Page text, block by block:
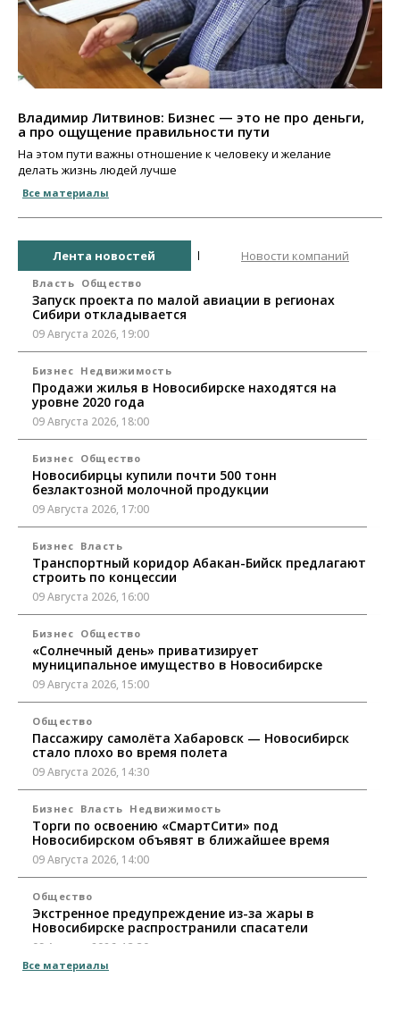
Владимир Литвинов: Бизнес — это не про деньги,
а про ощущение правильности пути
На этом пути важны отношение к человеку и желание
делать жизнь людей лучше
Все материалы
Лента новостей Новости компаний
Власть Общество
Запуск проекта по малой авиации в регионах
Сибири откладывается
09 Августа 2026, 19:00
Бизнес Недвижимость
Продажи жилья в Новосибирске находятся на
уровне 2020 года
09 Августа 2026, 18:00
Бизнес Общество
Новосибирцы купили почти 500 тонн
безлактозной молочной продукции
09 Августа 2026, 17:00
Бизнес Власть
Транспортный коридор Абакан-Бийск предлагают
строить по концессии
09 Августа 2026, 16:00
Бизнес Общество
«Солнечный день» приватизирует
муниципальное имущество в Новосибирске
09 Августа 2026, 15:00
Общество
Пассажиру самолёта Хабаровск — Новосибирск
стало плохо во время полета
09 Августа 2026, 14:30
Бизнес Власть Недвижимость
Торги по освоению «СмартСити» под
Новосибирском объявят в ближайшее время
09 Августа 2026, 14:00
Общество
Экстренное предупреждение из-за жары в
Новосибирске распространили спасатели
09 Августа 2026, 13:30
Все материалы